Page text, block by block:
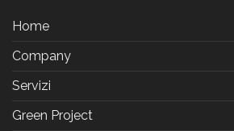
Home
Company
Servizi
Green Project